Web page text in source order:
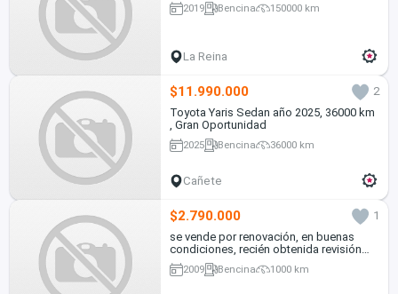
2019 Bencina 150000 km
La Reina
$11.990.000
2
Toyota Yaris Sedan año 2025, 36000 km
, Gran Oportunidad
2025 Bencina 36000 km
Cañete
$2.790.000
1
se vende por renovación, en buenas
condiciones, recién obtenida revisión
técnica
2009 Bencina 1000 km